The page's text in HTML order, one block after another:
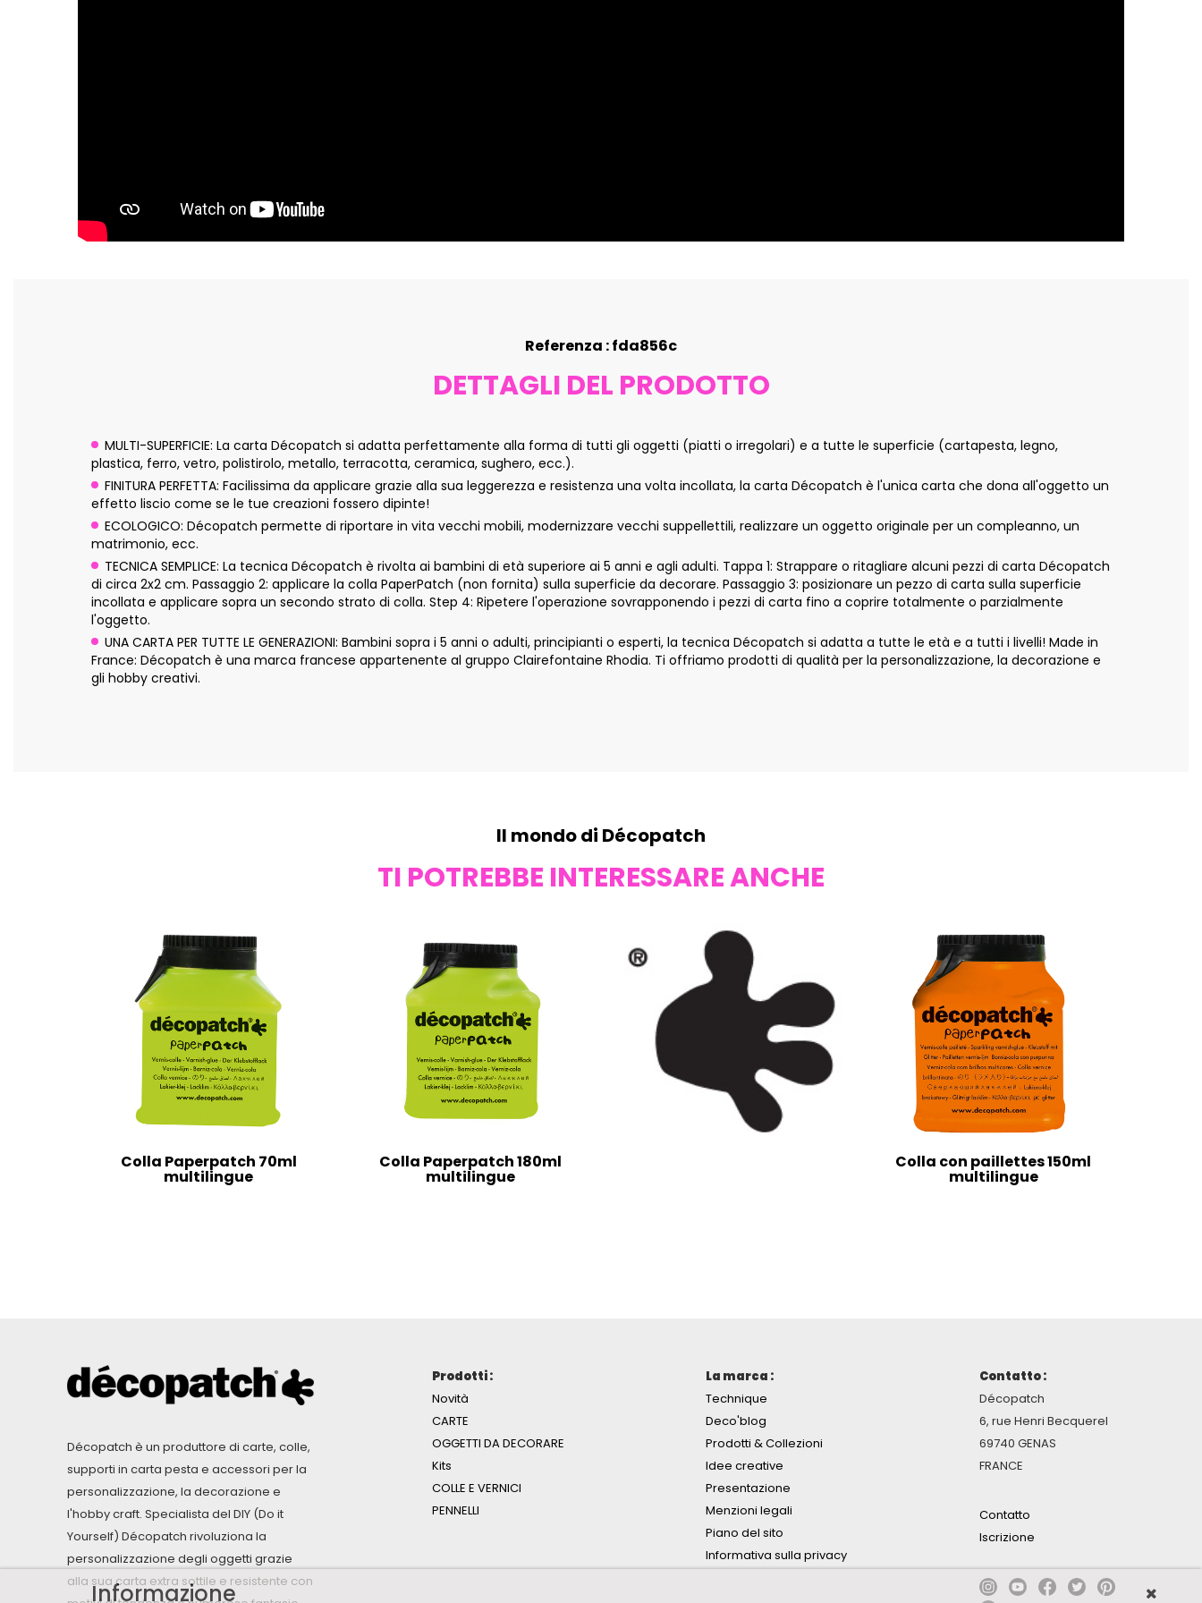
Referenza : fda856c
DETTAGLI DEL PRODOTTO
MULTI-SUPERFICIE: La carta Décopatch si adatta perfettamente alla forma di tutti gli oggetti (piatti o irregolari) e a tutte le superficie (cartapesta, legno,
plastica, ferro, vetro, polistirolo, metallo, terracotta, ceramica, sughero, ecc.).
FINITURA PERFETTA: Facilissima da applicare grazie alla sua leggerezza e resistenza una volta incollata, la carta Décopatch è l'unica carta che dona all'oggetto un
effetto liscio come se le tue creazioni fossero dipinte!
ECOLOGICO: Décopatch permette di riportare in vita vecchi mobili, modernizzare vecchi suppellettili, realizzare un oggetto originale per un compleanno, un
matrimonio, ecc.
TECNICA SEMPLICE: La tecnica Décopatch è rivolta ai bambini di età superiore ai 5 anni e agli adulti. Tappa 1: Strappare o ritagliare alcuni pezzi di carta Décopatch
di circa 2x2 cm. Passaggio 2: applicare la colla PaperPatch (non fornita) sulla superficie da decorare. Passaggio 3: posizionare un pezzo di carta sulla superficie
incollata e applicare sopra un secondo strato di colla. Step 4: Ripetere l'operazione sovrapponendo i pezzi di carta fino a coprire totalmente o parzialmente
l'oggetto.
UNA CARTA PER TUTTE LE GENERAZIONI: Bambini sopra i 5 anni o adulti, principianti o esperti, la tecnica Décopatch si adatta a tutte le età e a tutti i livelli! Made in
France: Décopatch è una marca francese appartenente al gruppo Clairefontaine Rhodia. Ti offriamo prodotti di qualità per la personalizzazione, la decorazione e
gli hobby creativi.
Il mondo di Décopatch
TI POTREBBE INTERESSARE ANCHE
Colla Paperpatch 70ml
multilingue
Colla Paperpatch 180ml
multilingue
Colla con paillettes 150ml
multilingue
Décopatch è un produttore di carte, colle,
supporti in carta pesta e accessori per la
personalizzazione, la decorazione e
l'hobby craft. Specialista del DIY (Do it
Yourself) Décopatch rivoluziona la
personalizzazione degli oggetti grazie
alla sua carta extra sottile e resistente con
Prodotti :
Novità
CARTE
OGGETTI DA DECORARE
Kits
COLLE E VERNICI
PENNELLI
La marca :
Technique
Deco'blog
Prodotti & Collezioni
Idee creative
Presentazione
Menzioni legali
Piano del sito
Informativa sulla privacy
Contatto :
Décopatch
6, rue Henri Becquerel
69740 GENAS
FRANCE
Contatto
Iscrizione
Informazione